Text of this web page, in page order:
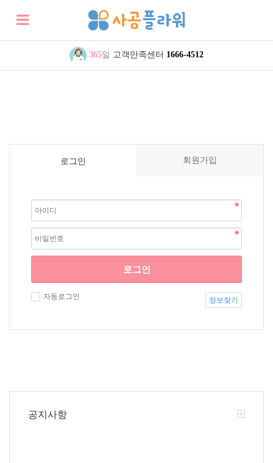
365일 고객만족센터 1666-4512
로그인 회원가입
로그인
자동로그인 정보찾기
공지사항